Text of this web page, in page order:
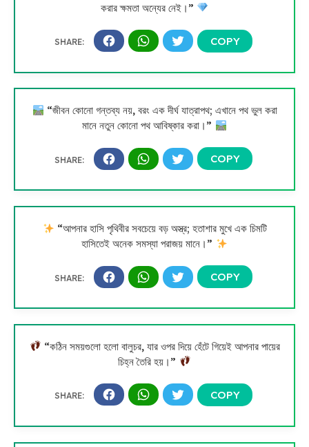
করার ক্ষমতা অন্যের নেই।”
“জীবন কোনো গন্তব্য নয়, বরং এক দীর্ঘ যাত্রাপথ; এখানে পথ ভুল করা
মানে নতুন কোনো পথ আবিষ্কার করা।”
“আপনার হাসি পৃথিবীর সবচেয়ে বড় অস্ত্র; হতাশার মুখে এক চিমটি
হাসিতেই অনেক সমস্যা পরাজয় মানে।”
“কঠিন সময়গুলো হলো বালুচর, যার ওপর দিয়ে হেঁটে গিয়েই আপনার পায়ের
চিহ্ন তৈরি হয়।”